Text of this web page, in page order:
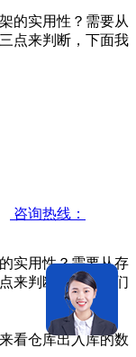
的实用性？需要从
点来判断，下面我
咨询热线：
实用性？需要从存
来判断，下面我们
看仓库出入库的数